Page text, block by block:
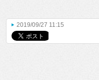
2019/09/27 11:15